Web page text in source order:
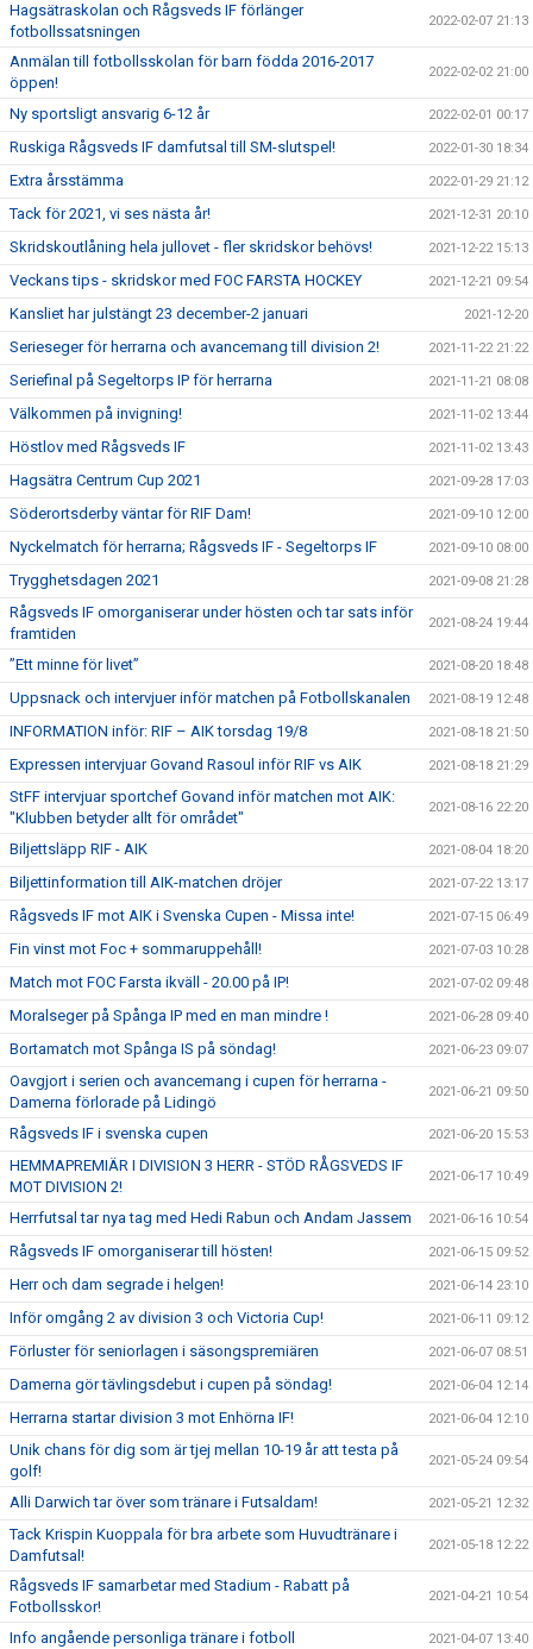
Hagsätraskolan och Rågsveds IF förlänger
fotbollssatsningen
2022-02-07 21:13
Anmälan till fotbollsskolan för barn födda 2016-2017
öppen!
2022-02-02 21:00
Ny sportsligt ansvarig 6-12 år 2022-02-01 00:17
Ruskiga Rågsveds IF damfutsal till SM-slutspel! 2022-01-30 18:34
Extra årsstämma 2022-01-29 21:12
Tack för 2021, vi ses nästa år! 2021-12-31 20:10
Skridskoutlåning hela jullovet - fler skridskor behövs! 2021-12-22 15:13
Veckans tips - skridskor med FOC FARSTA HOCKEY 2021-12-21 09:54
Kansliet har julstängt 23 december-2 januari 2021-12-20
Serieseger för herrarna och avancemang till division 2! 2021-11-22 21:22
Seriefinal på Segeltorps IP för herrarna 2021-11-21 08:08
Välkommen på invigning! 2021-11-02 13:44
Höstlov med Rågsveds IF 2021-11-02 13:43
Hagsätra Centrum Cup 2021 2021-09-28 17:03
Söderortsderby väntar för RIF Dam! 2021-09-10 12:00
Nyckelmatch för herrarna; Rågsveds IF - Segeltorps IF 2021-09-10 08:00
Trygghetsdagen 2021 2021-09-08 21:28
Rågsveds IF omorganiserar under hösten och tar sats inför
framtiden
2021-08-24 19:44
”Ett minne för livet” 2021-08-20 18:48
Uppsnack och intervjuer inför matchen på Fotbollskanalen 2021-08-19 12:48
INFORMATION inför: RIF – AIK torsdag 19/8 2021-08-18 21:50
Expressen intervjuar Govand Rasoul inför RIF vs AIK 2021-08-18 21:29
StFF intervjuar sportchef Govand inför matchen mot AIK:
"Klubben betyder allt för området"
2021-08-16 22:20
Biljettsläpp RIF - AIK 2021-08-04 18:20
Biljettinformation till AIK-matchen dröjer 2021-07-22 13:17
Rågsveds IF mot AIK i Svenska Cupen - Missa inte! 2021-07-15 06:49
Fin vinst mot Foc + sommaruppehåll! 2021-07-03 10:28
Match mot FOC Farsta ikväll - 20.00 på IP! 2021-07-02 09:48
Moralseger på Spånga IP med en man mindre ! 2021-06-28 09:40
Bortamatch mot Spånga IS på söndag! 2021-06-23 09:07
Oavgjort i serien och avancemang i cupen för herrarna -
Damerna förlorade på Lidingö
2021-06-21 09:50
Rågsveds IF i svenska cupen 2021-06-20 15:53
HEMMAPREMIÄR I DIVISION 3 HERR - STÖD RÅGSVEDS IF
MOT DIVISION 2!
2021-06-17 10:49
Herrfutsal tar nya tag med Hedi Rabun och Andam Jassem 2021-06-16 10:54
Rågsveds IF omorganiserar till hösten! 2021-06-15 09:52
Herr och dam segrade i helgen! 2021-06-14 23:10
Inför omgång 2 av division 3 och Victoria Cup! 2021-06-11 09:12
Förluster för seniorlagen i säsongspremiären 2021-06-07 08:51
Damerna gör tävlingsdebut i cupen på söndag! 2021-06-04 12:14
Herrarna startar division 3 mot Enhörna IF! 2021-06-04 12:10
Unik chans för dig som är tjej mellan 10-19 år att testa på
golf!
2021-05-24 09:54
Alli Darwich tar över som tränare i Futsaldam! 2021-05-21 12:32
Tack Krispin Kuoppala för bra arbete som Huvudtränare i
Damfutsal!
2021-05-18 12:22
Rågsveds IF samarbetar med Stadium - Rabatt på
Fotbollsskor!
2021-04-21 10:54
Info angående personliga tränare i fotboll 2021-04-07 13:40